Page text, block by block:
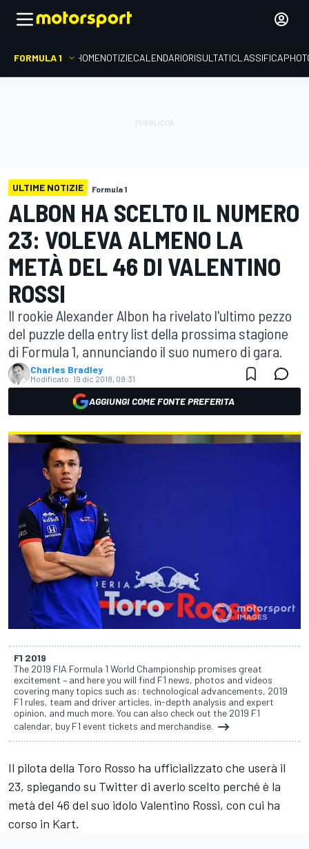
FORMULA 1 HOMENOTIZIECALENDARIORISULTATICLASSIFICA
ULTIME NOTIZIE Formula 1
ALBON HA SCELTO IL NUMERO
23: VOLEVA ALMENO LA
METÀ DEL 46 DI VALENTINO
ROSSI
Il rookie Alexander Albon ha rivelato l'ultimo pezzo
del puzzle della entry list della prossima stagione
di Formula 1, annunciando il suo numero di gara.
Charles Bradley
Modificato: 19 dic 2018, 09:31
AGGIUNGI COME FONTE PREFERITA
F1 2019
The 2019 FIA Formula 1 World Championship promises great
excitement – and here you will find F1 news, photos and videos
covering many topics such as: technological advancements, 2019
F1 rules, team and driver articles, in-depth analysis and expert
opinion, and much more. You can also check out the 2019 F1
calendar, buy F1 event tickets and merchandise.
Il pilota della Toro Rosso ha ufficializzato che userà il
23, spiegando su Twitter di averlo scelto perché è la
metà del 46 del suo idolo Valentino Rossi, con cui ha
corso in Kart.